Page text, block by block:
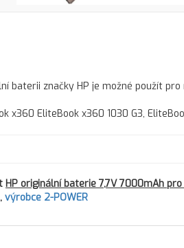
baterii značky HP je možné použít
x360 EliteBook x360 1030 G3,
HP originální baterie 7,7V 7000mAh
, výrobce 2-POWER